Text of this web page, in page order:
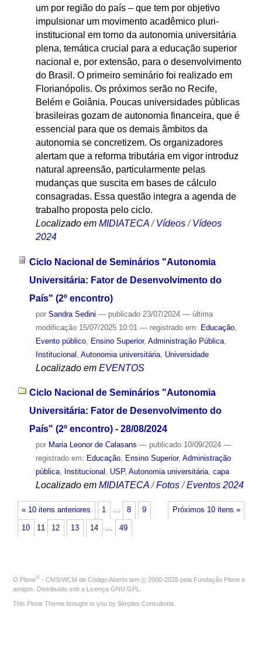
um por região do país – que tem por objetivo
impulsionar um movimento acadêmico pluri-
institucional em torno da autonomia universitária
plena, temática crucial para a educação superior
nacional e, por extensão, para o desenvolvimento
do Brasil. O primeiro seminário foi realizado em
Florianópolis. Os próximos serão no Recife,
Belém e Goiânia. Poucas universidades públicas
brasileiras gozam de autonomia financeira, que é
essencial para que os demais âmbitos da
autonomia se concretizem. Os organizadores
alertam que a reforma tributária em vigor introduz
natural apreensão, particularmente pelas
mudanças que suscita em bases de cálculo
consagradas. Essa questão integra a agenda de
trabalho proposta pelo ciclo.
Localizado em MIDIATECA /Vídeos /Vídeos
2024
Ciclo Nacional de Seminários "Autonomia
Universitária: Fator de Desenvolvimento do
País" (2º encontro)
por Sandra Sedini — publicado23/07/2024 — última
modificação15/07/2025 10:01 — registrado em: Educação,
Evento público, Ensino Superior, Administração Pública,
Institucional Autonomia universitária, Universidade
Localizado em EVENTOS
Ciclo Nacional de Seminários "Autonomia
Universitária: Fator de Desenvolvimento do
País" (2º encontro) - 28/08/2024
por Maria Leonor de Calasans — publicado10/09/2024 —
registrado em: Educação, Ensino Superior, Administração
pública, Institucional , USP, Autonomia universitária, capa
Localizado em MIDIATECA /Fotos /Eventos 2024
« 10 itens anteriores Próximos 10 itens »
1 … 8 9
10 11 12 13 14 … 49
O Plone® - CMS/WCM de Código Aberto tem © 2000-2026 pela Fundação Plone e
amigos. Distribuído sob a Licença GNU GPL
This Plone Theme brought to you by Simples Consultoria